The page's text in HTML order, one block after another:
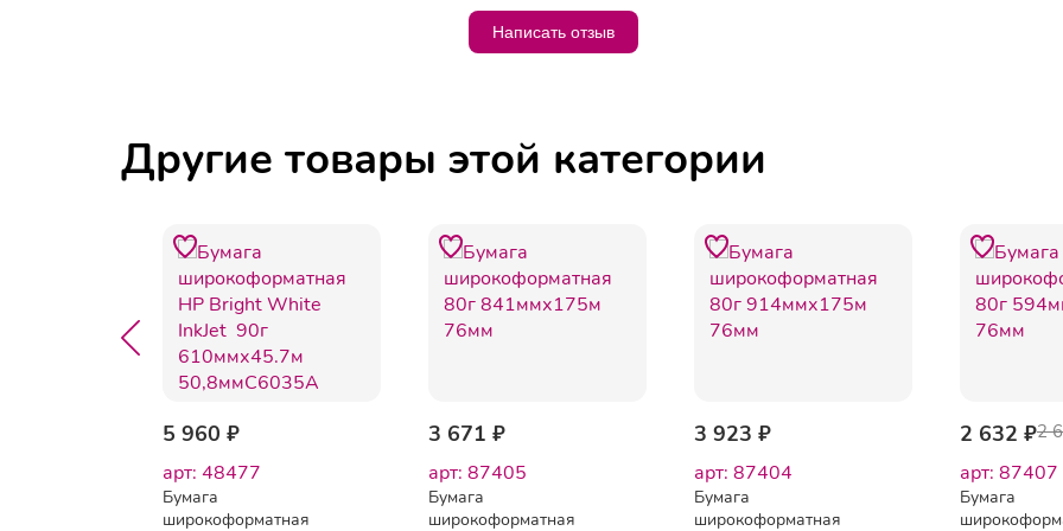
Написать отзыв
Другие товары этой категории
5 960 ₽
арт: 48477
Бумага
широкоформатная
3 671 ₽
арт: 87405
Бумага
широкоформатная
3 923 ₽
арт: 87404
Бумага
широкоформатная
2 632 ₽2
арт: 87407
Бумага